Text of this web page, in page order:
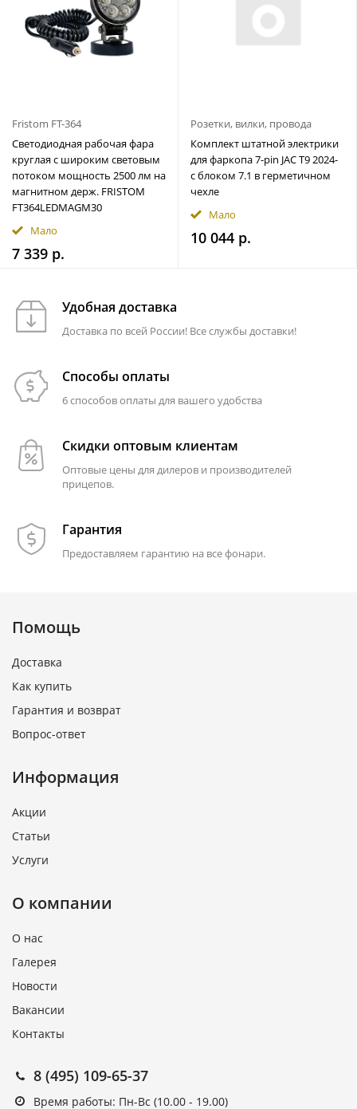
Fristom FT-364
Светодиодная рабочая фара
круглая с широким световым
потоком мощность 2500 лм на
магнитном держ. FRISTOM
FT364LEDMAGM30
Мало
7 339 р.
Розетки, вилки, провода
Комплект штатной электрики
для фаркопа 7-pin JAC T9 2024-
с блоком 7.1 в герметичном
чехле
Мало
10 044 р.
Удобная доставка
Доставка по всей России! Все службы доставки!
Способы оплаты
6 способов оплаты для вашего удобства
Скидки оптовым клиентам
Оптовые цены для дилеров и производителей
прицепов.
Гарантия
Предоставляем гарантию на все фонари.
Помощь
Доставка
Как купить
Гарантия и возврат
Вопрос-ответ
Информация
Акции
Статьи
Услуги
О компании
О нас
Галерея
Новости
Вакансии
Контакты
8 (495) 109-65-37
Время работы: Пн-Вс (10.00 - 19.00)